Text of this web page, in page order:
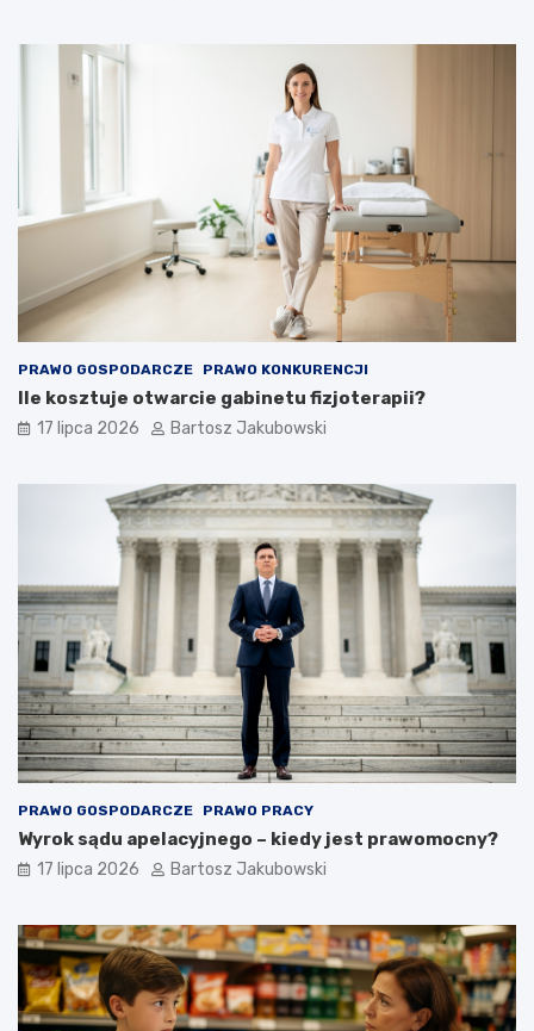
PRAWO GOSPODARCZE PRAWO KONKURENCJI
Ile kosztuje otwarcie gabinetu fizjoterapii?
17 lipca 2026 Bartosz Jakubowski
PRAWO GOSPODARCZE PRAWO PRACY
Wyrok sądu apelacyjnego – kiedy jest prawomocny?
17 lipca 2026 Bartosz Jakubowski